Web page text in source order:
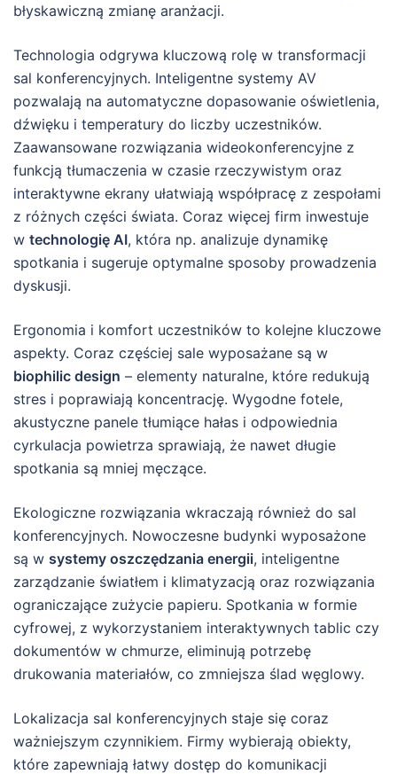
błyskawiczną zmianę aranżacji.
Technologia odgrywa kluczową rolę w transformacji
sal konferencyjnych. Inteligentne systemy AV
pozwalają na automatyczne dopasowanie oświetlenia,
dźwięku i temperatury do liczby uczestników.
Zaawansowane rozwiązania wideokonferencyjne z
funkcją tłumaczenia w czasie rzeczywistym oraz
interaktywne ekrany ułatwiają współpracę z zespołami
z różnych części świata. Coraz więcej firm inwestuje
w technologię AI, która np. analizuje dynamikę
spotkania i sugeruje optymalne sposoby prowadzenia
dyskusji.
Ergonomia i komfort uczestników to kolejne kluczowe
aspekty. Coraz częściej sale wyposażane są w
biophilic design – elementy naturalne, które redukują
stres i poprawiają koncentrację. Wygodne fotele,
akustyczne panele tłumiące hałas i odpowiednia
cyrkulacja powietrza sprawiają, że nawet długie
spotkania są mniej męczące.
Ekologiczne rozwiązania wkraczają również do sal
konferencyjnych. Nowoczesne budynki wyposażone
są w systemy oszczędzania energii, inteligentne
zarządzanie światłem i klimatyzacją oraz rozwiązania
ograniczające zużycie papieru. Spotkania w formie
cyfrowej, z wykorzystaniem interaktywnych tablic czy
dokumentów w chmurze, eliminują potrzebę
drukowania materiałów, co zmniejsza ślad węglowy.
Lokalizacja sal konferencyjnych staje się coraz
ważniejszym czynnikiem. Firmy wybierają obiekty,
które zapewniają łatwy dostęp do komunikacji